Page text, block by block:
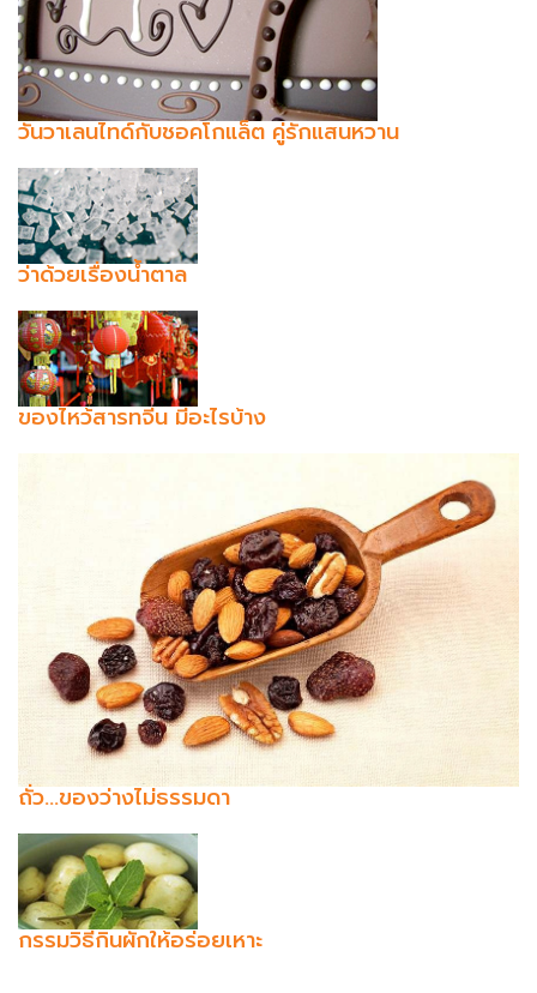
วันวาเลนไทด์กับชอคโกแล็ต คู่รักแสนหวาน
ว่าด้วยเรื่องน้ำตาล
ของไหว้สารทจีน มีอะไรบ้าง
ถั่ว...ของว่างไม่ธรรมดา
กรรมวิธีกินผักให้อร่อยเหาะ